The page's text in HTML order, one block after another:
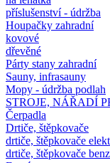
příslušenství - údržba
Houpačky zahradní
kovové
dřevěné
Párty stany zahradní
Sauny, infrasauny
Mopy - údržba podlah
STROJE, NÁŘADÍ
Čerpadla
Drtiče, štěpkovače
drtiče, štěpkovače
drtiče, štěpkovače